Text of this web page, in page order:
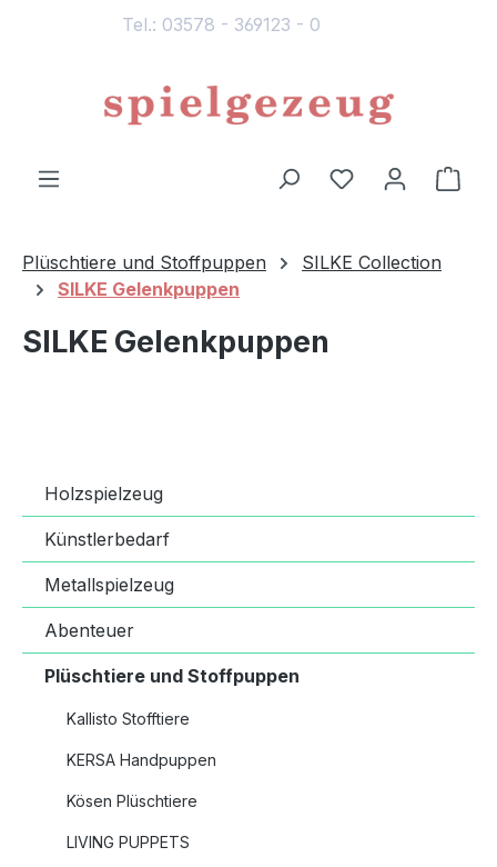
Tel.: 03578 - 369123 - 0
Du hast 0
Plüschtiere und Stoffpuppen
SILKE Collection
SILKE Gelenkpuppen
SILKE Gelenkpuppen
Holzspielzeug
Künstlerbedarf
Metallspielzeug
Abenteuer
Plüschtiere und Stoffpuppen
Kallisto Stofftiere
KERSA Handpuppen
Kösen Plüschtiere
LIVING PUPPETS